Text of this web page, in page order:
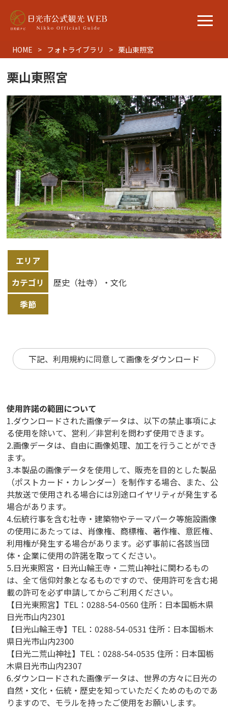
HOME フォトライブラリ 栗山東照宮
栗山東照宮
エリア
カテゴリ
歴史（社寺）・文化
季節
下記、利用規約に同意して画像をダウンロード
使用許諾の範囲について
1.ダウンロードされた画像データは、以下の禁止事項によ
る使用を除いて、営利／非営利を問わず使用できます。
2.画像データは、自由に画像処理、加工を行うことができ
ます。
3.本製品の画像データを使用して、販売を目的とした製品
（ポストカード・カレンダー）を制作する場合、また、公
共放送で使用される場合には別途ロイヤリティが発生する
場合があります。
4.伝統行事を含む社寺・建築物やテーマパーク等施設画像
の使用にあたっては、肖像権、商標権、著作権、意匠権、
利用権が発生する場合があります。必ず事前に各該当団
体・企業に使用の許諾を取ってください。
5.日光東照宮・日光山輪王寺・二荒山神社に関わるもの
は、全て信仰対象となるものですので、使用許可を含む掲
載の許可を必ず申請してからご利用ください。
【日光東照宮】TEL：0288-54-0560 住所：日本国栃木県
日光市山内2301
【日光山輪王寺】TEL：0288-54-0531 住所：日本国栃木
県日光市山内2300
【日光二荒山神社】TEL：0288-54-0535 住所：日本国栃
木県日光市山内2307
6.ダウンロードされた画像データは、世界の方々に日光の
自然・文化・伝統・歴史を知っていただくためのものであ
りますので、モラルを持ったご使用をお願いします。